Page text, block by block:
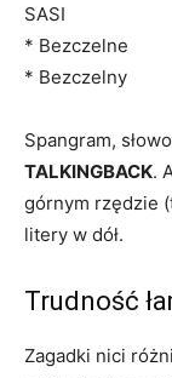
SASI
* Bezczelne
* Bezczelny
Spangram,
TALKINGBACK.
górnym rzędzie
litery w dół.
Trudność
Zagadki nici